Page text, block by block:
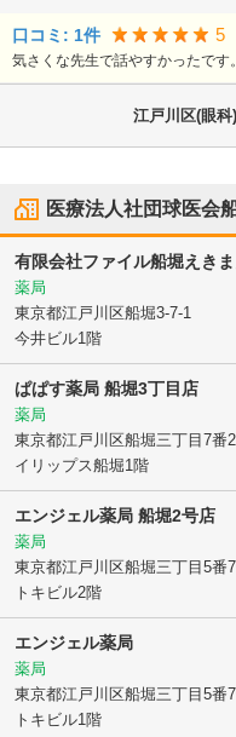
口コミ: 1件 5
気さくな先生で話やすかったです
江戸川区(眼
医療法人社団球医会
有限会社ファイル船堀えき
薬局
東京都江戸川区船堀3-7-1
今井ビル1階
ぱぱす薬局 船堀3丁目店
薬局
東京都江戸川区船堀三丁目7番
イリップス船堀1階
エンジェル薬局 船堀2号店
薬局
東京都江戸川区船堀三丁目5番
トキビル2階
エンジェル薬局
薬局
東京都江戸川区船堀三丁目5番
トキビル1階